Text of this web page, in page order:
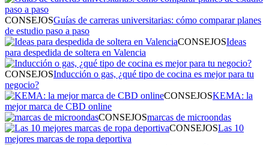
CONSEJOSGuías de carreras universitarias: cómo comparar planes
de estudio paso a paso
CONSEJOSIdeas
para despedida de soltera en Valencia
CONSEJOSInducción o gas, ¿qué tipo de cocina es mejor para tu
negocio?
CONSEJOSKEMA: la
mejor marca de CBD online
CONSEJOSmarcas de microondas
CONSEJOSLas 10
mejores marcas de ropa deportiva